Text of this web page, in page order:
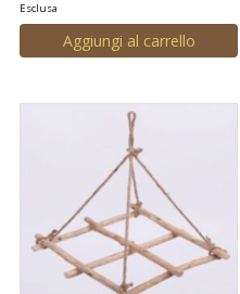
Esclusa
Aggiungi al carrello